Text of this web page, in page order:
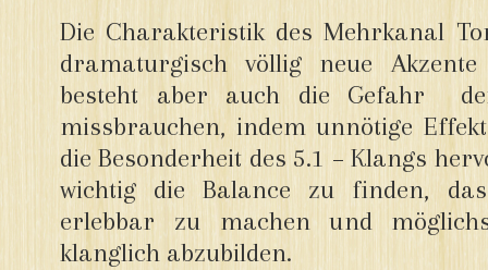
Die Charakteristik des Mehrkanal
dramaturgisch völlig neue
besteht aber auch die Gefahr
missbrauchen, indem unnötige
die Besonderheit des 5.1 – Klangs
wichtig die Balance zu finden,
erlebbar zu machen und
klanglich abzubilden.